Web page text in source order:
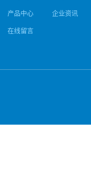
产品中心 企业资讯
在线留言